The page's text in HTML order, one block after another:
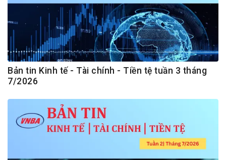
Bản tin Kinh tế - Tài chính - Tiền tệ tuần 3 tháng
7/2026